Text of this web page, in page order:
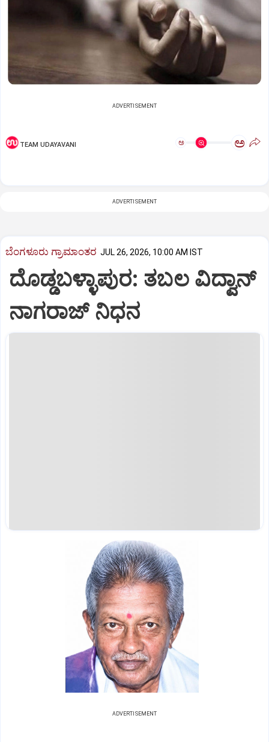
ADVERTISEMENT
TEAM UDAYAVANI ಅ ಅ
ADVERTISEMENT
ಬೆಂಗಳೂರು ಗ್ರಾಮಾಂತರ JUL 26, 2026, 10:00 AM IST
ದೊಡ್ಡಬಳ್ಳಾಪುರ: ತಬಲ ವಿದ್ವಾನ್‌
ನಾಗರಾಜ್‌ ನಿಧನ
ADVERTISEMENT